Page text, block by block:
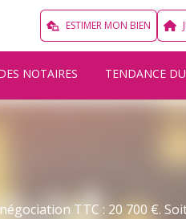
ESTIMER MON BIEN
NOTAIRES TENDANCE
TTC : 20 700 €.